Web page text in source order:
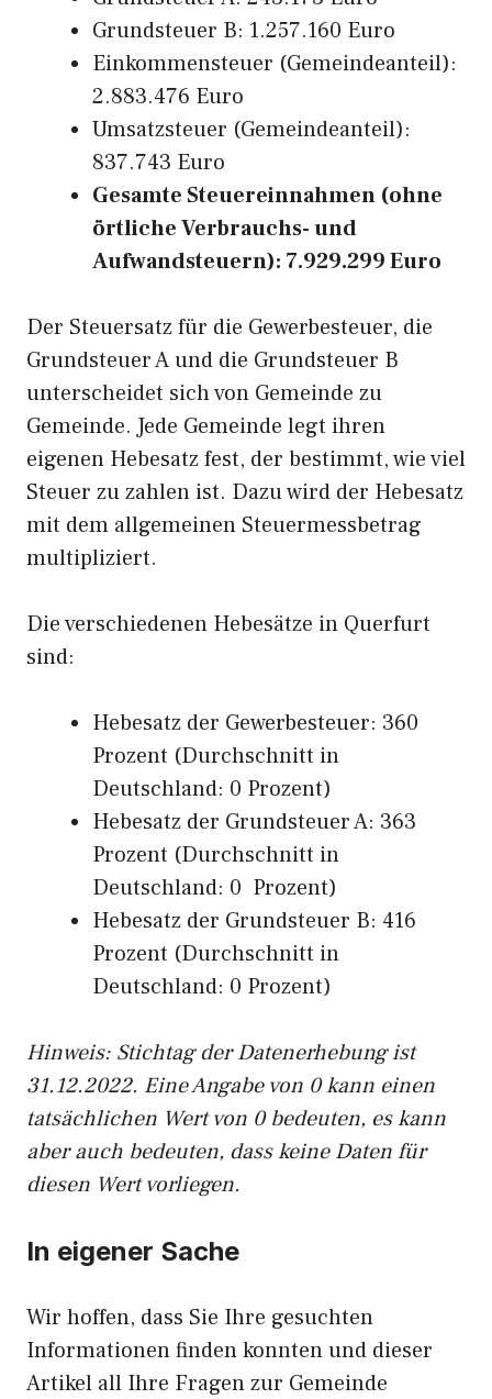
Grundsteuer B: 1.257.160 Euro
Einkommensteuer (Gemeindeanteil):
2.883.476 Euro
Umsatzsteuer (Gemeindeanteil):
837.743 Euro
Gesamte Steuereinnahmen (ohne
örtliche Verbrauchs- und
Aufwandsteuern): 7.929.299 Euro
Der Steuersatz für die Gewerbesteuer, die
Grundsteuer A und die Grundsteuer B
unterscheidet sich von Gemeinde zu
Gemeinde. Jede Gemeinde legt ihren
eigenen Hebesatz fest, der bestimmt, wie viel
Steuer zu zahlen ist. Dazu wird der Hebesatz
mit dem allgemeinen Steuermessbetrag
multipliziert.
Die verschiedenen Hebesätze in Querfurt
sind:
Hebesatz der Gewerbesteuer: 360
Prozent (Durchschnitt in
Deutschland: 0 Prozent)
Hebesatz der Grundsteuer A: 363
Prozent (Durchschnitt in
Deutschland: 0 Prozent)
Hebesatz der Grundsteuer B: 416
Prozent (Durchschnitt in
Deutschland: 0 Prozent)
Hinweis: Stichtag der Datenerhebung ist
31.12.2022. Eine Angabe von 0 kann einen
tatsächlichen Wert von 0 bedeuten, es kann
aber auch bedeuten, dass keine Daten für
diesen Wert vorliegen.
In eigener Sache
Wir hoffen, dass Sie Ihre gesuchten
Informationen finden konnten und dieser
Artikel all Ihre Fragen zur Gemeinde